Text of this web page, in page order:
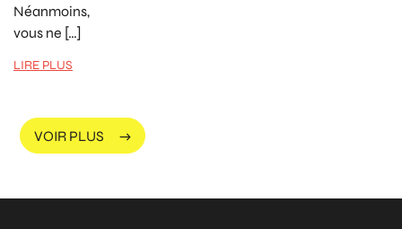
Néanmoins,
vous ne […]
LIRE PLUS
VOIR PLUS